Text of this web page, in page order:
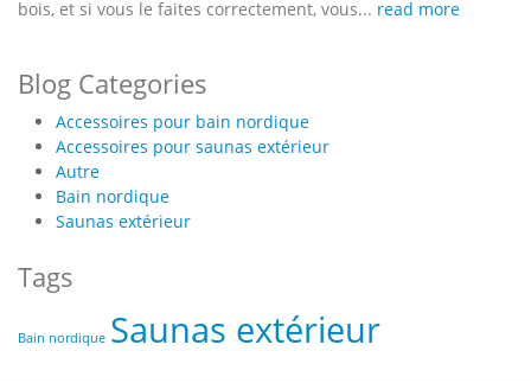
bois, et si vous le faites correctement, vous... read more
Blog Categories
Accessoires pour bain nordique
Accessoires pour saunas extérieur
Autre
Bain nordique
Saunas extérieur
Tags
Bain nordique Saunas extérieur